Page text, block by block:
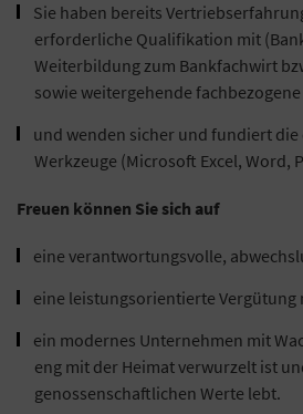
Sie haben bereits
erforderliche Qualifikation mit
Weiterbildung zum Bankfachwirt
sowie weitergehende
und wenden sicher und fundiert
Werkzeuge (Microsoft Excel, Word,
Freuen können Sie sich auf
eine verantwortungsvolle,
eine leistungsorientierte Vergütung
ein modernes Unternehmen mit
eng mit der Heimat verwurzelt ist
genossenschaftlichen Werte lebt.